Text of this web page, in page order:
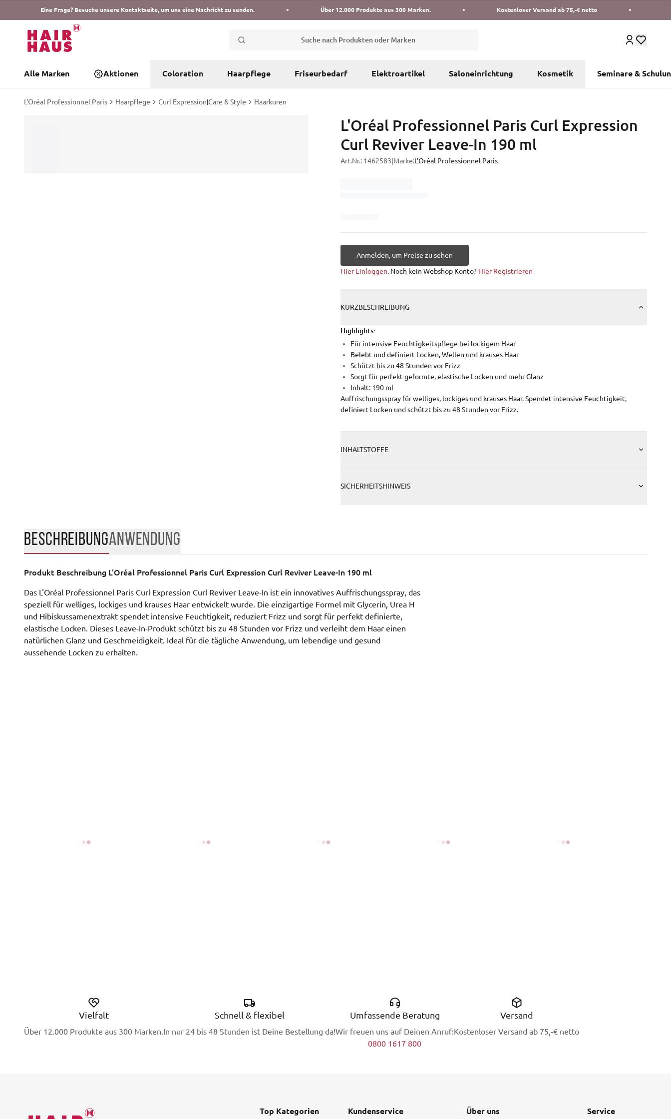
Eine Frage? Besuche unsere Kontaktseite, um uns eine Nachricht zu senden. Über 12.000 Produkte aus 300 Marken. Kostenloser Versand ab 75,-€ netto
Suche nach Produkten oder Marken
Alle Marken Aktionen Coloration Haarpflege Friseurbedarf Elektroartikel Saloneinrichtung Kosmetik Seminare &
L'Oréal Professionnel Paris Haarpflege Curl Expression|Care & Style Haarkuren
L'Oréal Professionnel Paris Curl Expression
Curl Reviver Leave-In 190 ml
Art.Nr.: 1462583 Marke:L'Oréal Professionnel Paris
Anmelden, um Preise zu sehen
Hier Einloggen. Noch kein Webshop Konto? Hier Registrieren
KURZBESCHREIBUNG
Highlights:
Für intensive Feuchtigkeitspflege bei lockigem Haar
Belebt und definiert Locken, Wellen und krauses Haar
Schützt bis zu 48 Stunden vor Frizz
Sorgt für perfekt geformte, elastische Locken und mehr Glanz
Inhalt: 190 ml
Auffrischungsspray für welliges, lockiges und krauses Haar. Spendet intensive Feuchtigkeit,
definiert Locken und schützt bis zu 48 Stunden vor Frizz.
INHALTSTOFFE
SICHERHEITSHINWEIS
BESCHREIBUNGANWENDUNG
Produkt Beschreibung L'Oréal Professionnel Paris Curl Expression Curl Reviver Leave-In 190 ml
Das L'Oréal Professionnel Paris Curl Expression Curl Reviver Leave-In ist ein innovatives Auffrischungsspray, das
speziell für welliges, lockiges und krauses Haar entwickelt wurde. Die einzigartige Formel mit Glycerin, Urea H
und Hibiskussamenextrakt spendet intensive Feuchtigkeit, reduziert Frizz und sorgt für perfekt definierte,
elastische Locken. Dieses Leave-In-Produkt schützt bis zu 48 Stunden vor Frizz und verleiht dem Haar einen
natürlichen Glanz und Geschmeidigkeit. Ideal für die tägliche Anwendung, um lebendige und gesund
aussehende Locken zu erhalten.
Vielfalt
Über 12.000 Produkte aus 300 Marken.
Schnell & flexibel
In nur 24 bis 48 Stunden ist Deine Bestellung da!
Umfassende Beratung
Wir freuen uns auf Deinen Anruf:
0800 1617 800
Versand
Kostenloser Versand ab 75,-€ netto
Top Kategorien Kundenservice Über uns Service